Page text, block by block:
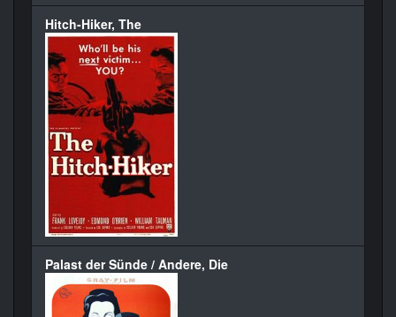
Hitch-Hiker, The
Palast der Sünde / Andere, Die